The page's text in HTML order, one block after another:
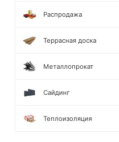
Распродажа
Террасная доска
Металлопрокат
Сайдинг
Теплоизоляция